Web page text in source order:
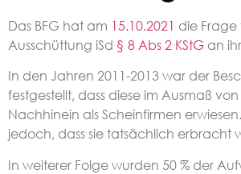
Das BFG hat am 15.10.2021 die
Ausschüttung iSd § 8 Abs 2 KStG an
In den Jahren 2011-2013 war der
festgestellt, dass diese im Ausmaß
Nachhinein als Scheinfirmen
jedoch, dass sie tatsächlich erbracht
In weiterer Folge wurden 50 % der